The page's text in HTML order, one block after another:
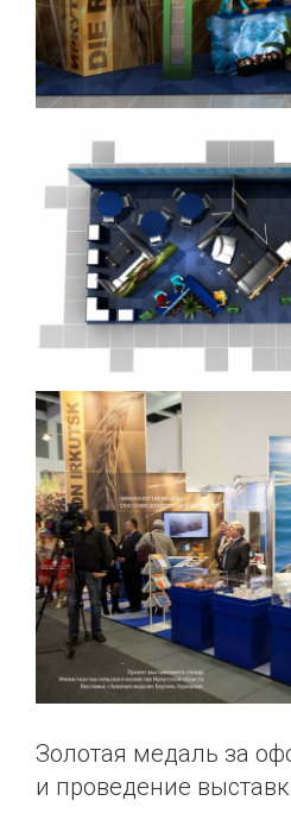
Золотая медаль за
и проведение